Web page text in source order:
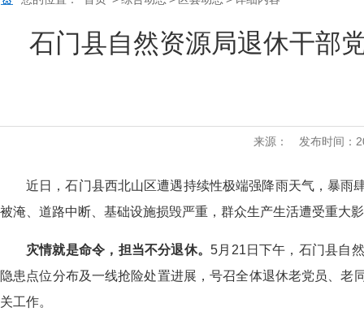
石门县自然资源局退休干部
来源： 发布时间：
近日，石门县西北山区遭遇持续性极端强降雨天气，暴雨
被淹、道路中断、基础设施损毁严重，群众生产生活遭受重大
灾情就是命令，担当不分退休。5月21日下午，石门县自
隐患点位分布及一线抢险处置进展 ，号召全体退休老党员、老
关工作。